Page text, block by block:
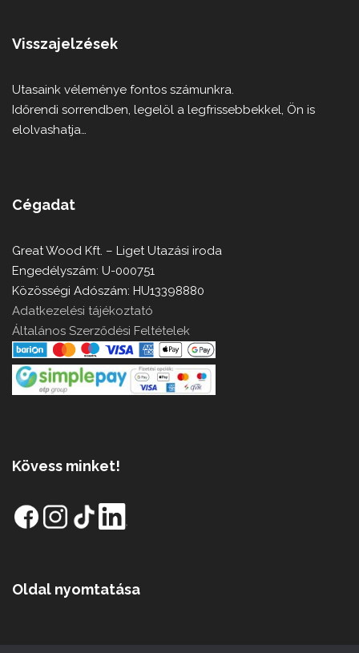
Visszajelzések
Utasaink véleménye fontos számunkra.
Időrendi sorrendben, legelöl a legfrissebbekkel, Ön is
elolvashatja…
Cégadat
Great Wood Kft. – Liget Utazási iroda
Engedélyszám: U-000751
Közösségi Adószám: HU13398880
Adatkezelési tájékoztató
Általános Szerződési Feltételek
Kövess minket!
Oldal nyomtatása